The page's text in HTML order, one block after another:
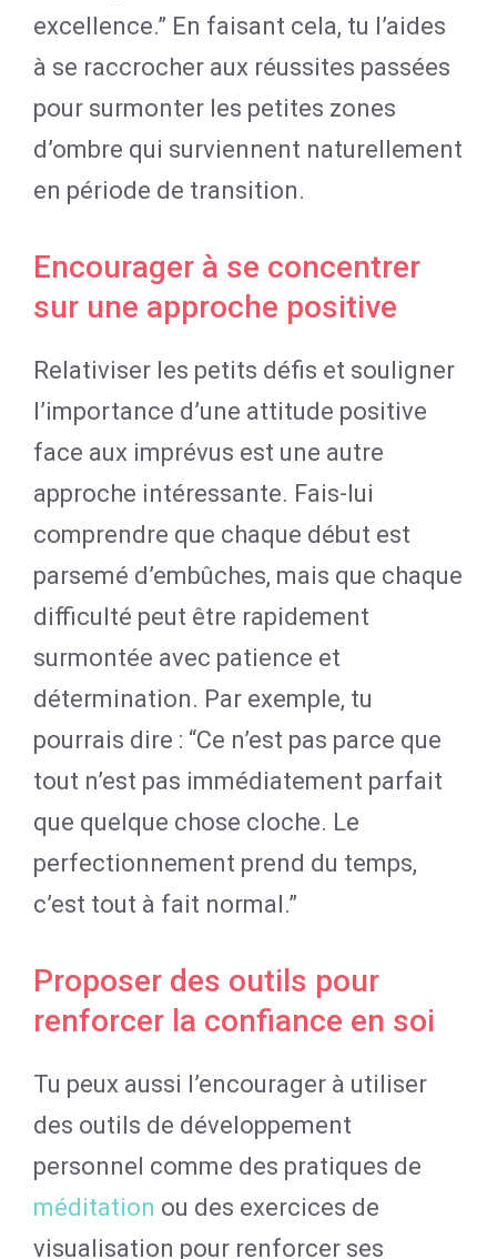
excellence.” En faisant cela, tu l’aides
à se raccrocher aux réussites passées
pour surmonter les petites zones
d’ombre qui surviennent naturellement
en période de transition.
Encourager à se concentrer
sur une approche positive
Relativiser les petits défis et souligner
l’importance d’une attitude positive
face aux imprévus est une autre
approche intéressante. Fais-lui
comprendre que chaque début est
parsemé d’embûches, mais que chaque
difficulté peut être rapidement
surmontée avec patience et
détermination. Par exemple, tu
pourrais dire : “Ce n’est pas parce que
tout n’est pas immédiatement parfait
que quelque chose cloche. Le
perfectionnement prend du temps,
c’est tout à fait normal.”
Proposer des outils pour
renforcer la confiance en soi
Tu peux aussi l’encourager à utiliser
des outils de développement
personnel comme des pratiques de
méditation ou des exercices de
visualisation pour renforcer ses